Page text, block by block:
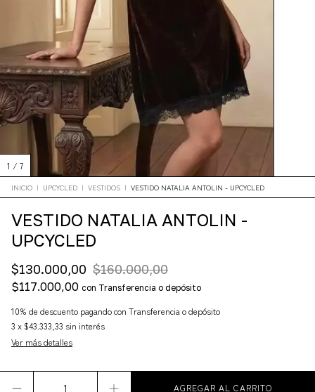
1 / 7
INICIO | UPCYCLED | VESTIDOS | VESTIDO NATALIA ANTOLIN - UPCYCLED
VESTIDO NATALIA ANTOLIN -
UPCYCLED
$130.000,00 $160.000,00
$117.000,00 con Transferencia o depósito
10% de descuento pagando con Transferencia o depósito
3 x $43.333,33 sin interés
Ver más detalles